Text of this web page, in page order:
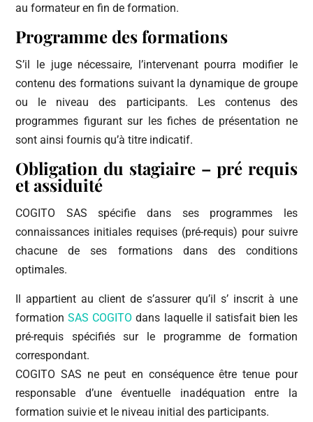
au formateur en fin de formation.
Programme des formations
S’il le juge nécessaire, l’intervenant pourra modifier le
contenu des formations suivant la dynamique de groupe
ou le niveau des participants. Les contenus des
programmes figurant sur les fiches de présentation ne
sont ainsi fournis qu’à titre indicatif.
Obligation du stagiaire – pré requis
et assiduité
COGITO SAS spécifie dans ses programmes les
connaissances initiales requises (pré-requis) pour suivre
chacune de ses formations dans des conditions
optimales.
Il appartient au client de s’assurer qu’il s’ inscrit à une
formationSAS COGITO dans laquelle il satisfait bien les
pré-requis spécifiés sur le programme de formation
correspondant.
COGITO SAS ne peut en conséquence être tenue pour
responsable d’une éventuelle inadéquation entre la
formation suivie et le niveau initial des participants.